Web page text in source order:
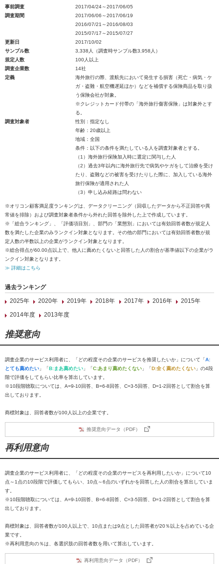
事前調査
2017/04/24～2017/06/05
調査期間
2017/06/06～2017/06/19
2016/07/21～2016/08/03
2015/07/17～2015/07/27
更新日
2017/10/02
サンプル数
3,338人（調査時サンプル数3,958人）
規定人数
100人以上
調査企業数
14社
定義
海外旅行の際、渡航先において発生する損害（死亡・病気・ケ
ガ・盗難・航空機遅延ほか）などを補償する保険商品を取り扱
う保険会社が対象。
※クレジットカード付帯の「海外旅行傷害保険」は対象外とす
る。
調査対象者
性別：指定なし
年齢：20歳以上
地域：全国
条件：以下の条件を満たしている人を調査対象者とする。
（1）海外旅行保険加入時に選定に関与した人
（2）過去3年以内に海外旅行先で病気やケガをして治療を受け
たり、盗難などの被害を受けたりした際に、加入している海外
旅行保険が適用された人
（3）申し込み経路は問わない
※オリコン顧客満足度ランキングは、データクリーニング（回収したデータから不正回答や異
常値を排除）および調査対象者条件から外れた回答を除外した上で作成しています。
※「総合ランキング」、「評価項目別」、部門の「業態別」においては有効回答者数が規定人
数を満たした企業のみランクイン対象となります。その他の部門においては有効回答者数が規
定人数の半数以上の企業がランクイン対象となります。
※総合得点が60.00点以上で、他人に薦めたくないと回答した人の割合が基準値以下の企業がラ
ンクイン対象となります。
≫ 詳細はこちら
過去ランキング
2025年
2020年 2019年 2018年 2017年 2016年
2015年
2014年度
2013年度
推奨意向
調査企業のサービス利用者に、「どの程度その企業のサービスを推奨したいか」について「A:
とても薦めたい 」「B:まあ薦めたい 」「C:あまり薦めたくない 」「D:全く薦めたくない 」の4段
階で評価をしてもらい比率を算出しています。
※10段階聴取については、A=9-10回答、B=6-8回答、C=3-5回答、D=1-2回答として割合を算
出しております。
商標対象は、回答者数が100人以上の企業です。
推奨意向データ（PDF）
再利用意向
調査企業のサービス利用者に、「どの程度その企業のサービスを再利用したいか」について10
点～1点の10段階で評価してもらい、10点～6点のいずれかを回答した人の割合を算出していま
す。
※10段階聴取については、A=9-10回答、B=6-8回答、C=3-5回答、D=1-2回答として割合を算
出しております。
商標対象は、回答者数が100人以上で、10点または9点とした回答者が20％以上を占めている企
業です。
※再利用意向の％は、各選択肢の回答者数を用いて算出しています。
再利用意向データ（PDF）